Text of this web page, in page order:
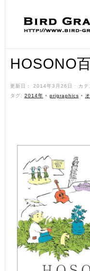
HOSONO
更新日： 2014年3月26日 ˑ カテ
タグ: 2014年 • prigraphics •